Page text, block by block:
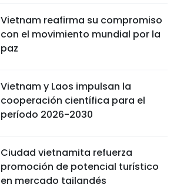
Vietnam reafirma su compromiso
con el movimiento mundial por la
paz
Vietnam y Laos impulsan la
cooperación científica para el
período 2026-2030
Ciudad vietnamita refuerza
promoción de potencial turístico
en mercado tailandés